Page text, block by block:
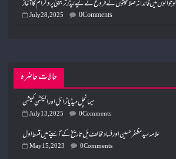
نوجوانوں میں قائدانہ صلاحیتوں کے فروغ کے لیے لیڈر تربیتی پروگرام کا آغاز
July 28, 2025 0 Comments
حالات حاضرہ
سیمانچل میڈیا ٹرائل اور الیکشن کمیشن
July 13, 2025 0 Comments
علامہ سید مظفر حسین اور فساد مخالف بل تاریخ کے آئینے میں قسط اول
May 15, 2023 0 Comments